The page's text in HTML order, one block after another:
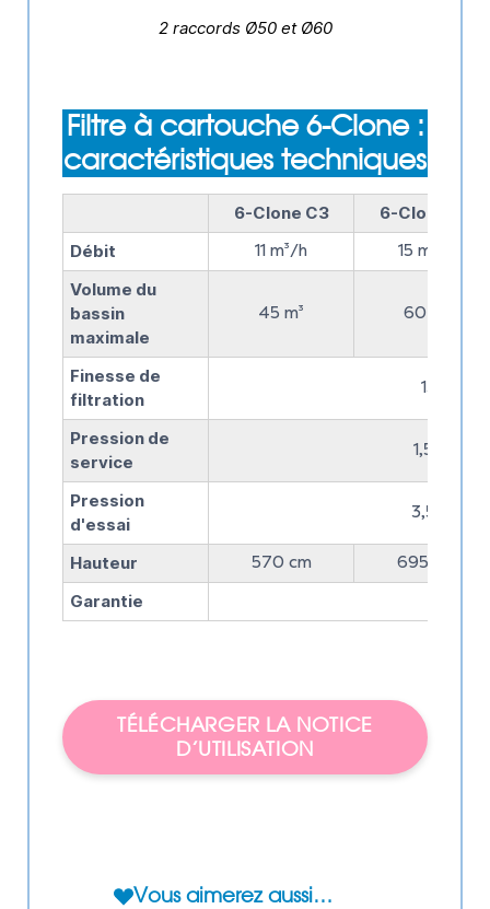
2 raccords Ø50 et Ø60
Filtre à cartouche 6-Clone :
caractéristiques techniques
6-Clone C3
6-Clone C5
Débit
11 m³/h 15 m³/h
Volume du
bassin
maximale
45 m³ 60 m³
Finesse de
filtration
15
Pression de
service
1,5 bars
Pression
d'essai
3,5 bars
Hauteur 570 cm 695 cm
Garantie
TÉLÉCHARGER LA NOTICE
D’UTILISATION
Vous aimerez aussi…